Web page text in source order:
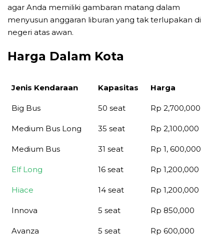
agar Anda memiliki gambaran matang dalam
menyusun anggaran liburan yang tak terlupakan di
negeri atas awan.
Harga Dalam Kota
Jenis Kendaraan Kapasitas
Harga
Jenis Kendaraan
Kapasitas Harga
Big Bus 50 seat Rp 2,700,000
Medium Bus Long 35 seat Rp 2,100,000
Medium Bus 31 seat Rp 1, 600,000
Elf Long 16 seat Rp 1,200,000
Hiace 14 seat Rp 1,200,000
Innova 5 seat Rp 850,000
Avanza 5 seat Rp 600,000